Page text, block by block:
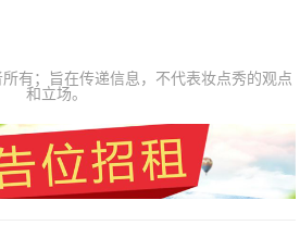
有；旨在传递信息，不代表妆点秀的观点
和立场。